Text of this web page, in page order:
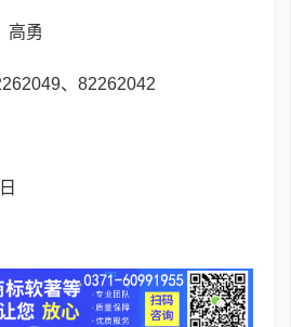
高勇
、82262042